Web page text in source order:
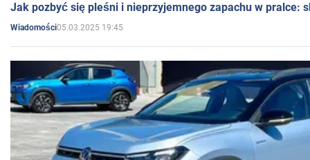
Jak pozbyć się pleśni i nieprzyjemnego zapachu w pralce:
Wiadomości05.03.2025 19:45